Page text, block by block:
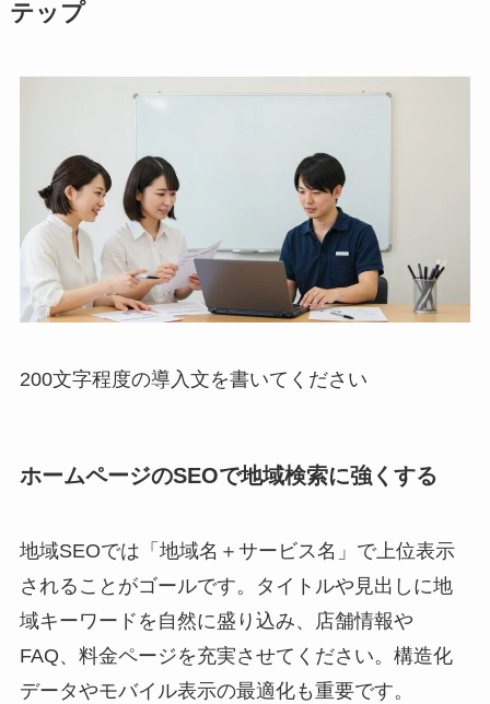
テップ
200文字程度の導入文を書いてください
ホームページのSEOで地域検索に強くする
地域SEOでは「地域名＋サービス名」で上位表示
されることがゴールです。タイトルや見出しに地
域キーワードを自然に盛り込み、店舗情報や
FAQ、料金ページを充実させてください。構造化
データやモバイル表示の最適化も重要です。